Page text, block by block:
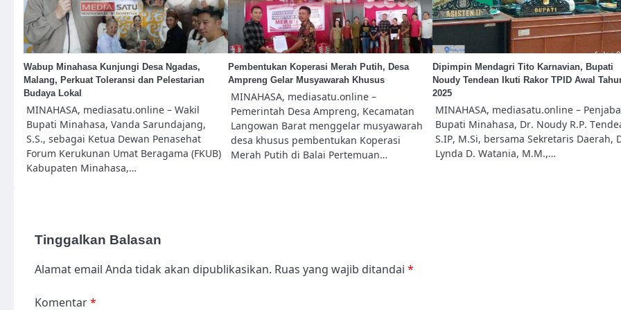
Wabup Minahasa Kunjungi Desa Ngadas,
Malang, Perkuat Toleransi dan Pelestarian
Budaya Lokal
MINAHASA, mediasatu.online – Wakil
Bupati Minahasa, Vanda Sarundajang,
S.S., sebagai Ketua Dewan Penasehat
Forum Kerukunan Umat Beragama (FKUB)
Kabupaten Minahasa,…
Pembentukan Koperasi Merah Putih, Desa
Ampreng Gelar Musyawarah Khusus
MINAHASA, mediasatu.online –
Pemerintah Desa Ampreng, Kecamatan
Langowan Barat menggelar musyawarah
desa khusus pembentukan Koperasi
Merah Putih di Balai Pertemuan…
Dipimpin Mendagri Tito Karnavian, Bupati
Noudy Tendean Ikuti Rakor TPID Awal
2025
MINAHASA, mediasatu.online –
Bupati Minahasa, Dr. Noudy R.P.
S.IP, M.Si, bersama Sekretaris Daerah,
Lynda D. Watania, M.M.,…
Tinggalkan Balasan
Alamat email Anda tidak akan dipublikasikan. Ruas yang wajib ditandai *
Komentar*